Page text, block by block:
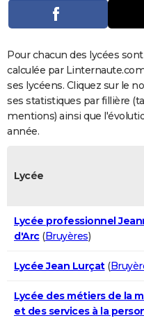
Dictionnaire
Biographies
Expressions
Proverbes
PROGRAMME TV
COPAINS D'AVANT
S'inscrire
Se connecter
Lycées
Collèges
Primaires
Universités
Entreprises
Service militaire
Avis de recherche
AVIS DE DÉCÈS
FORUM
Bricolage
Lifestyle
Culture
Sport
Auto
Television
Voyage
Cinema
Pour chacun des lycées
calculée par
ses lycéens. Cliquez sur le
ses statistiques par fillière
mentions) ainsi que
année.
Lycée
Lycée professionnel
d'Arc(Bruyères)
Lycée Jean Lurçat(
Lycée des métiers de la
et des services à la